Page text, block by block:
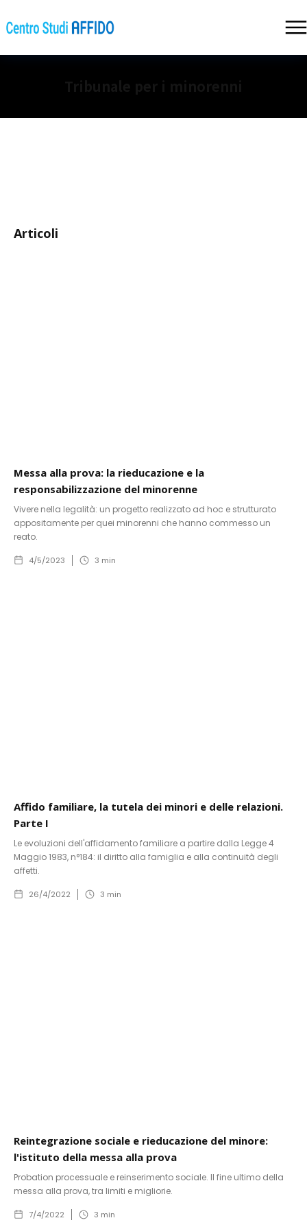
Articoli
Messa alla prova: la rieducazione e la
responsabilizzazione del minorenne
Vivere nella legalità: un progetto realizzato ad hoc e strutturato
appositamente per quei minorenni che hanno commesso un
reato.
4/5/2023 3 min
Affido familiare, la tutela dei minori e delle relazioni.
Parte I
Le evoluzioni dell'affidamento familiare a partire dalla Legge 4
Maggio 1983, n°184: il diritto alla famiglia e alla continuità degli
affetti.
26/4/2022 3 min
Reintegrazione sociale e rieducazione del minore:
l'istituto della messa alla prova
Probation processuale e reinserimento sociale. Il fine ultimo della
messa alla prova, tra limiti e migliorie.
7/4/2022 3 min